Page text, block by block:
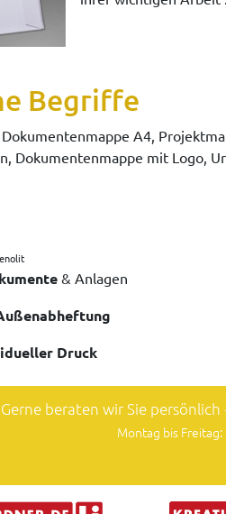
Begriffe
A4,
Dokumentenmappe mit Logo,
& Anlagen
Druck
Gerne beraten wir Sie persönlich
Montag bis